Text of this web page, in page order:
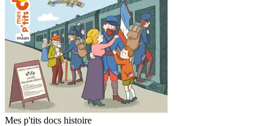
Mes p'tits docs histoire